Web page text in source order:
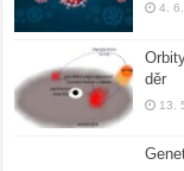
4.
děr
13.